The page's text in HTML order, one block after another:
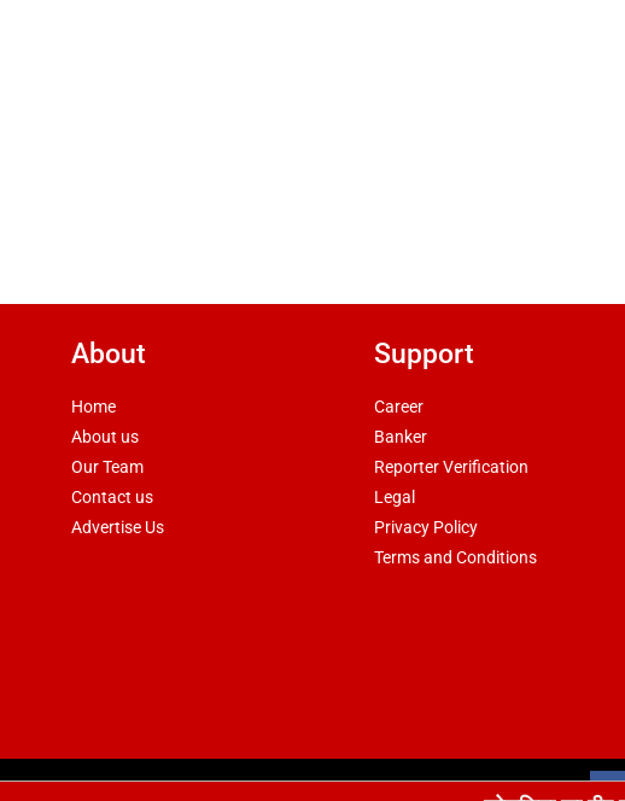
About
Home
About us
Our Team
Contact us
Advertise Us
Support
Career
Banker
Reporter Verification
Legal
Privacy Policy
Terms and Conditions